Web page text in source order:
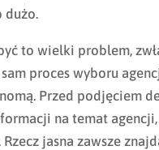
dużo.
to wielki problem,
proces wyboru
Przed podjęciem
na temat
Rzecz jasna zawsze